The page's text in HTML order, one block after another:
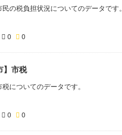
の税負担状況についてのデータです。
0 0
】市税
についてのデータです。
0 0